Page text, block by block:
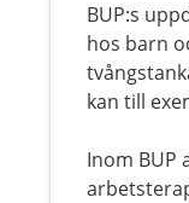
BUP:s
hos barn
kan till
Inom BUP